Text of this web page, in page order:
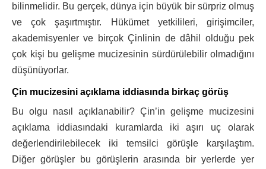
bilinmelidir. Bu gerçek, dünya için büyük bir sürpriz olmuş
ve çok şaşırtmıştır. Hükümet yetkilileri, girişimciler,
akademisyenler ve birçok Çinlinin de dâhil olduğu pek
çok kişi bu gelişme mucizesinin sürdürülebilir olmadığını
düşünüyorlar.
Çin mucizesini açıklama iddiasında birkaç görüş
Bu olgu nasıl açıklanabilir? Çin’in gelişme mucizesini
açıklama iddiasındaki kuramlarda iki aşırı uç olarak
değerlendirilebilecek iki temsilci görüşle karşılaştım.
Diğer görüşler bu görüşlerin arasında bir yerlerde yer